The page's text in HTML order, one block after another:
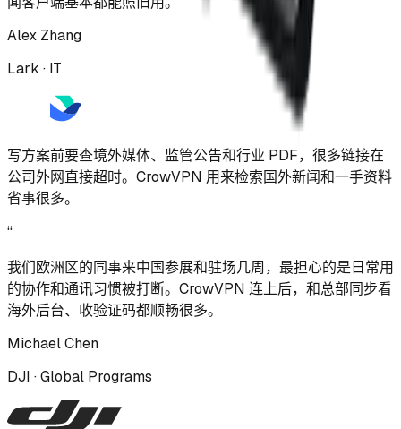
Alex Zhang
Lark · IT
写方案前要查境外媒体、监管公告和行业 PDF，很多链接在
公司外网直接超时。CrowVPN 用来检索国外新闻和一手资料
省事很多。
“
我们欧洲区的同事来中国参展和驻场几周，最担心的是日常用
的协作和通讯习惯被打断。CrowVPN 连上后，和总部同步看
海外后台、收验证码都顺畅很多。
Michael Chen
DJI · Global Programs